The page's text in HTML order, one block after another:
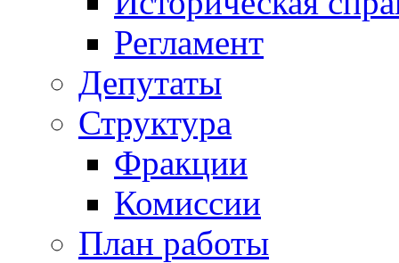
Регламент
Депутаты
Структура
Фракции
Комиссии
План работы